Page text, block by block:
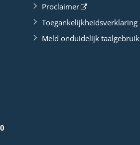
Proclaimer
Toegankelijkheidsverklaring
Meld onduidelijk taalgebruik